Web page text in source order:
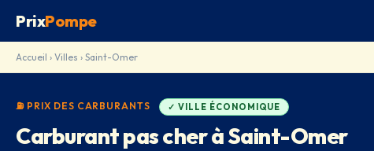
PrixPompe
Accueil › Villes › Saint-Omer
⛽ PRIX DES CARBURANTS ✓ VILLE ÉCONOMIQUE
Carburant pas cher à Saint-Omer